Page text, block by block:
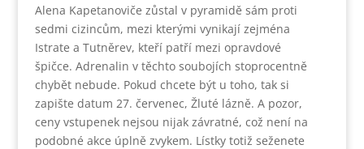
Alena Kapetanoviče zůstal v pyramidě sám proti
sedmi cizincům, mezi kterými vynikají zejména
Istrate a Tutněrev, kteří patří mezi opravdové
špičce. Adrenalin v těchto soubojích stoprocentně
chybět nebude. Pokud chcete být u toho, tak si
zapište datum 27. červenec, Žluté lázně. A pozor,
ceny vstupenek nejsou nijak závratné, což není na
podobné akce úplně zvykem. Lístky totiž seženete